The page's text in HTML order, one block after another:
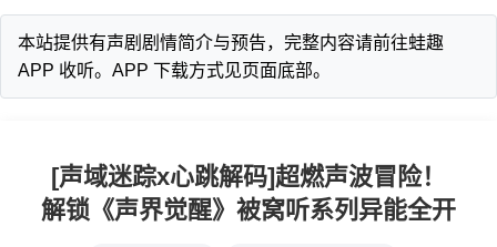
本站提供有声剧剧情简介与预告，完整内容请前往蛙趣
APP 收听。APP 下载方式见页面底部。
[声域迷踪x心跳解码]超燃声波冒险！
解锁《声界觉醒》被窝听系列异能全开